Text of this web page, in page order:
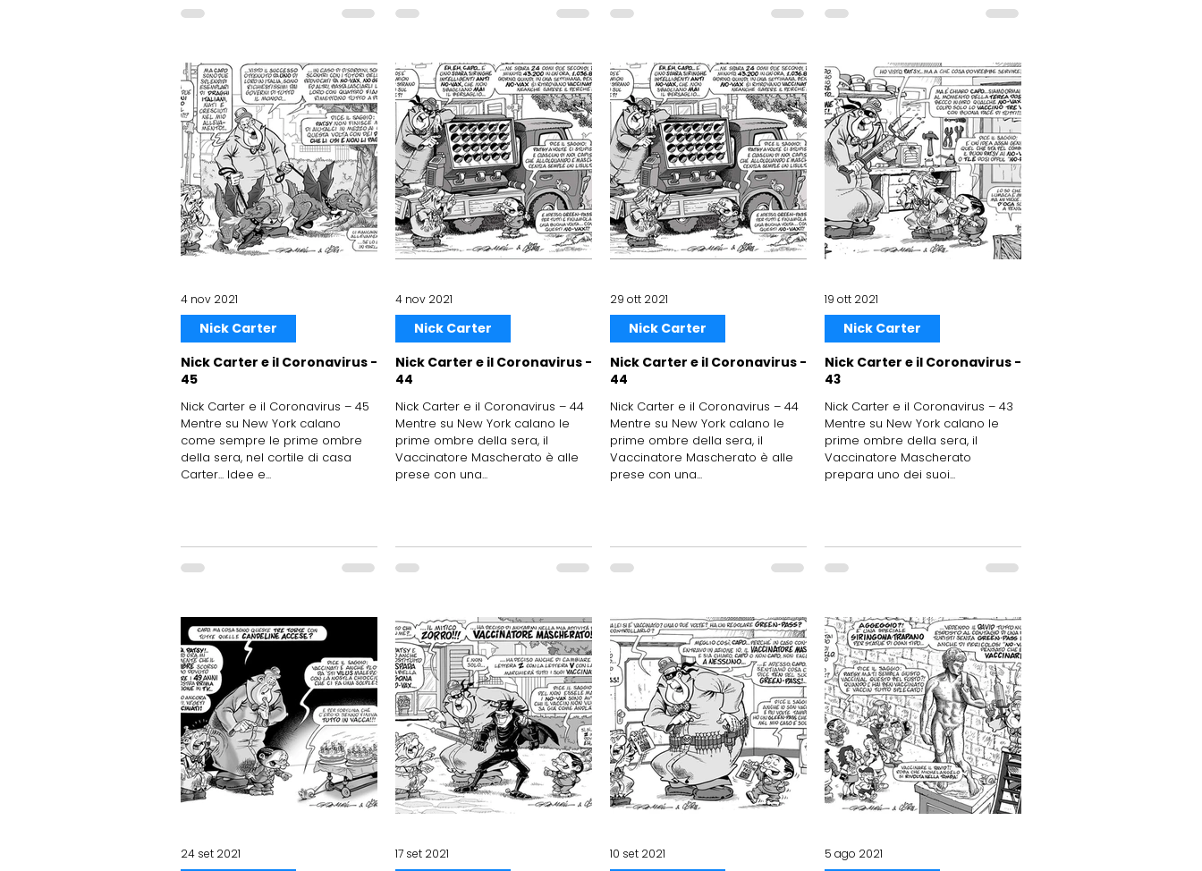
Nick Carter e il Coronavirus -
45
Nick Carter e il Coronavirus – 45
Mentre su New York calano
come sempre le prime ombre
della sera, nel cortile di casa
Carter... Idee e...
Nick Carter
4 nov 2021
Nick Carter e il Coronavirus -
44
Nick Carter e il Coronavirus – 44
Mentre su New York calano le
prime ombre della sera, il
Vaccinatore Mascherato è alle
prese con una...
Nick Carter
4 nov 2021
Nick Carter e il Coronavirus -
44
Nick Carter e il Coronavirus – 44
Mentre su New York calano le
prime ombre della sera, il
Vaccinatore Mascherato è alle
prese con una...
Nick Carter
29 ott 2021
Nick Carter e il Coronavirus -
43
Nick Carter e il Coronavirus – 43
Mentre su New York calano le
prime ombre della sera, il
Vaccinatore Mascherato
prepara uno dei suoi...
Nick Carter
19 ott 2021
24 set 2021 17 set 2021 10 set 2021 5 ago 2021